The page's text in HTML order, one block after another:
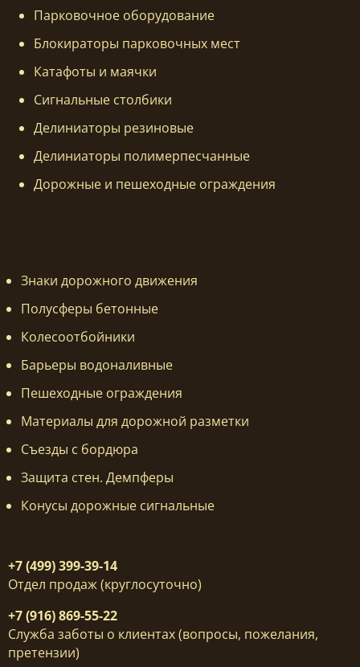
Парковочное оборудование
Блокираторы парковочных мест
Катафоты и маячки
Сигнальные столбики
Делиниаторы резиновые
Делиниаторы полимерпесчанные
Дорожные и пешеходные ограждения
Знаки дорожного движения
Полусферы бетонные
Колесоотбойники
Барьеры водоналивные
Пешеходные ограждения
Материалы для дорожной разметки
Съезды с бордюра
Защита стен. Демпферы
Конусы дорожные сигнальные
+7 (499) 399-39-14
Отдел продаж (круглосуточно)
+7 (916) 869-55-22
Служба заботы о клиентах (вопросы, пожелания,
претензии)